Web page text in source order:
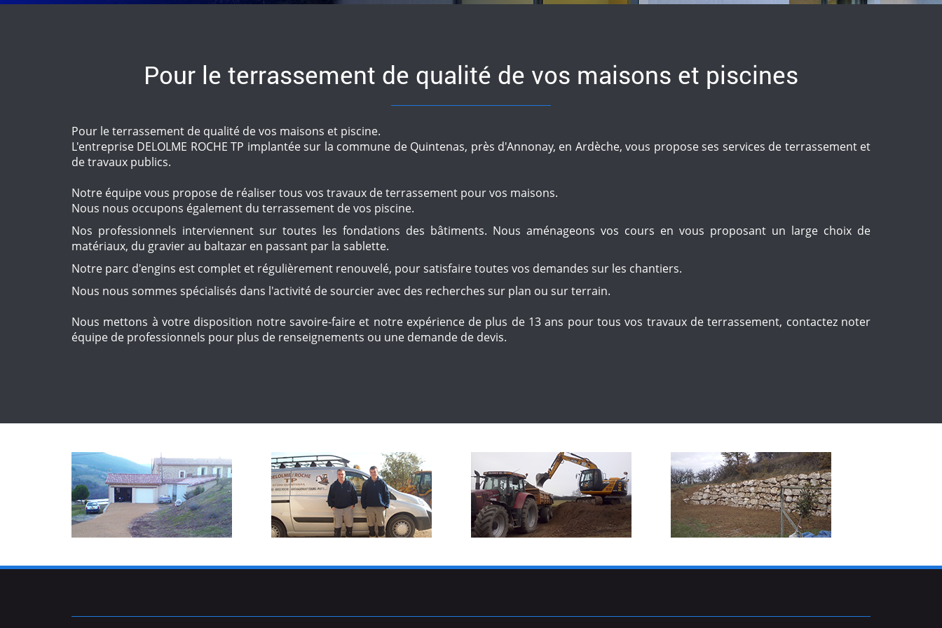
Pour le terrassement de qualité de vos maisons et piscines
Pour le terrassement de qualité de vos maisons et piscine.
L'entreprise DELOLME ROCHE TP implantée sur la commune de Quintenas, près d'Annonay, en Ardèche, vous propose ses services de terrassement et
de travaux publics.
Notre équipe vous propose de réaliser tous vos travaux de terrassement pour vos maisons.
Nous nous occupons également du terrassement de vos piscine.
Nos professionnels interviennent sur toutes les fondations des bâtiments. Nous aménageons vos cours en vous proposant un large choix de
matériaux, du gravier au baltazar en passant par la sablette.
Notre parc d'engins est complet et régulièrement renouvelé, pour satisfaire toutes vos demandes sur les chantiers.
Nous nous sommes spécialisés dans l'activité de sourcier avec des recherches sur plan ou sur terrain.
Nous mettons à votre disposition notre savoire-faire et notre expérience de plus de 13 ans pour tous vos travaux de terrassement, contactez noter
équipe de professionnels pour plus de renseignements ou une demande de devis.